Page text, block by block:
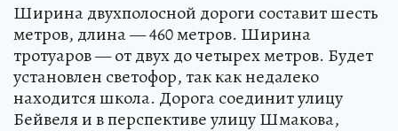
Ширина двухполосной дороги составит шесть
метров, длина — 460 метров. Ширина
тротуаров — от двух до четырех метров. Будет
установлен светофор, так как недалеко
находится школа. Дорога соединит улицу
Бейвеля и в перспективе улицу Шмакова,